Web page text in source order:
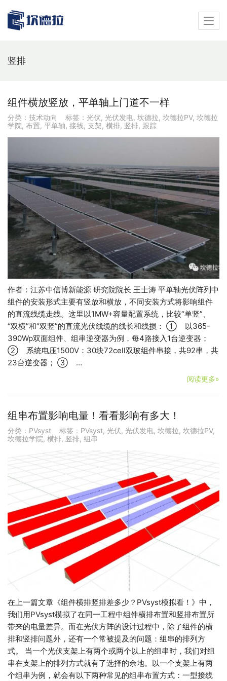
竖排
组件横放竖放，平单轴上门道不一样
分类： 技术动向 标签： 光伏, 光伏发电, 坎德拉, 坎德拉PV, 坎德拉
学院, 布置, 平单轴, 接线, 支架, 横排, 竖排, 跟踪
作者：江苏中信博新能源 研究院院长 王士涛 平单轴光伏阵列中
组件的安装形式主要有竖放和横放，不同安装方式将影响组件
的直流线缆走线。这里以1MW+容量配置系统，比较“单竖”、
“双横”和“双竖”的直流光伏线缆的线长和线损： ① 以365-
390Wp双面组件、组串逆变器为例，每4路接入1台逆变器；
② 系统电压1500V：30块72cell双玻组件串接，共92串，共
23台逆变器； ③ …
阅读更多»
组串布置影响电量！看看影响有多大！
分类： PVsyst 标签： PVsyst, 光伏, 光伏发电, 坎德拉, 坎德拉PV,
坎德拉学院, 横排, 竖排, 组串
在上一篇文章《组件横排竖排差多少？PVsyst模拟看！》中，
我们用PVsyst模拟了在同一工程中组件横排布置和竖排布置所
带来的电量差异。而在光伏方阵的设计过程中，除了组件的横
排和竖排问题外，还有一个常被提及的问题：组串的排列方
式。 当一个光伏支架上有两个或两个以上的组串时，我们对组
串在支架上的排列方式就有了选择的余地。以一个支架上有两
个组串为例，就会有以下两种常见的组串布置方式：一型接线